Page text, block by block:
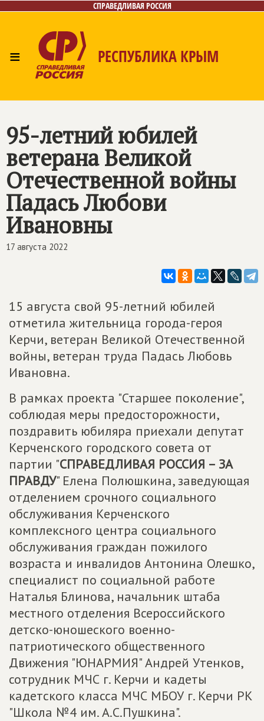
СПРАВЕДЛИВАЯ РОССИЯ
≡ РЕСПУБЛИКА КРЫМ
Контакты
95-летний юбилей
ветерана Великой
Отечественной войны
Падась Любови
Ивановны
17 августа 2022
15 августа свой 95-летний юбилей
отметила жительница города-героя
Керчи, ветеран Великой Отечественной
войны, ветеран труда Падась Любовь
Ивановна.
В рамках проекта "Старшее поколение",
соблюдая меры предосторожности,
поздравить юбиляра приехали депутат
Керченского городского совета от
партии "СПРАВЕДЛИВАЯ РОССИЯ – ЗА
ПРАВДУ" Елена Полюшкина, заведующая
отделением срочного социального
обслуживания Керченского
комплексного центра социального
обслуживания граждан пожилого
возраста и инвалидов Антонина Олешко,
специалист по социальной работе
Наталья Блинова, начальник штаба
местного отделения Всероссийского
детско-юношеского военно-
патриотического общественного
Движения "ЮНАРМИЯ" Андрей Утенков,
сотрудник МЧС г. Керчи и кадеты
кадетского класса МЧС МБОУ г. Керчи РК
"Школа №4 им. А.С.Пушкина".